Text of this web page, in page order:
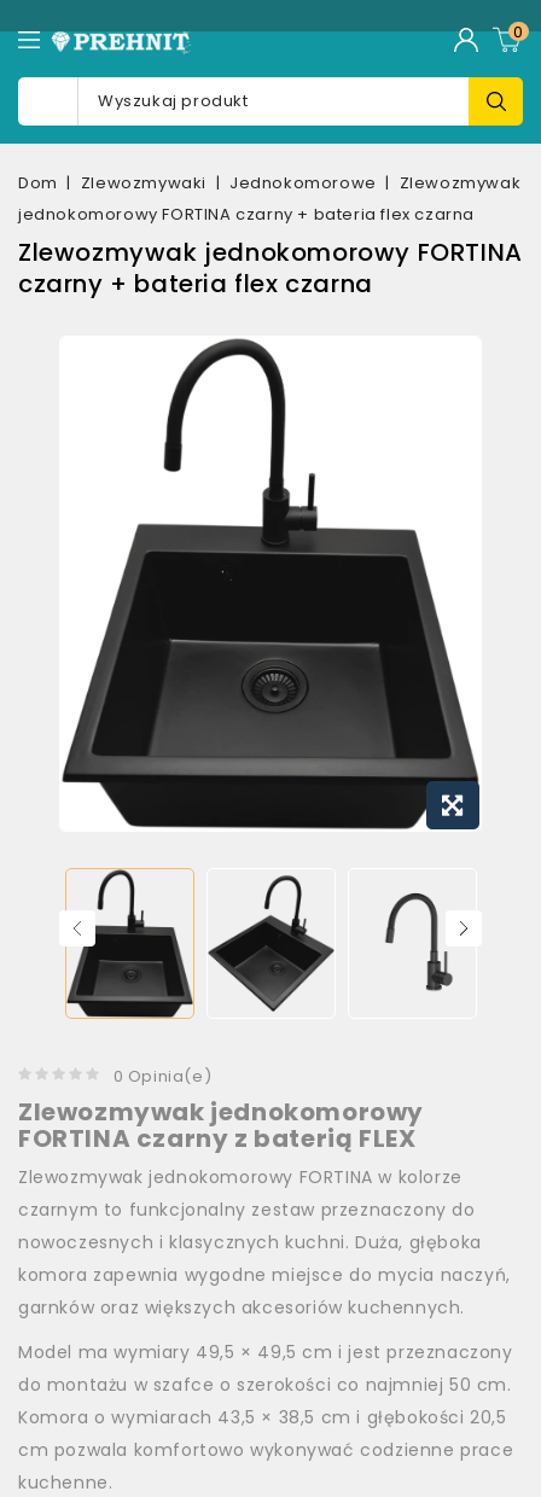
0
Dom Zlewozmywaki Jednokomorowe
Zlewozmywak
jednokomorowy FORTINA czarny + bateria flex czarna
Zlewozmywak jednokomorowy FORTINA
czarny + bateria flex czarna
0 Opinia(e)
Zlewozmywak jednokomorowy
FORTINA czarny z baterią FLEX
Zlewozmywak jednokomorowy FORTINA w kolorze
czarnym to funkcjonalny zestaw przeznaczony do
nowoczesnych i klasycznych kuchni. Duża, głęboka
komora zapewnia wygodne miejsce do mycia naczyń,
garnków oraz większych akcesoriów kuchennych.
Model ma wymiary 49,5 × 49,5 cm i jest przeznaczony
do montażu w szafce o szerokości co najmniej 50 cm.
Komora o wymiarach 43,5 × 38,5 cm i głębokości 20,5
cm pozwala komfortowo wykonywać codzienne prace
kuchenne.